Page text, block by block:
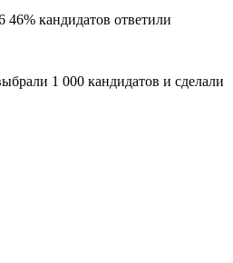
кандидатов ответили
1 000 кандидатов и сделали